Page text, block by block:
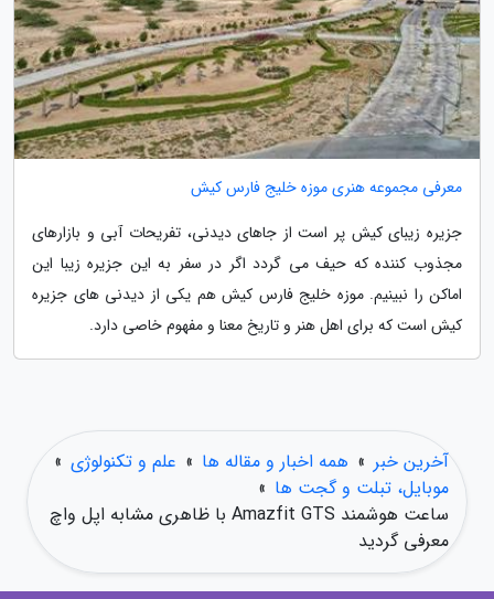
معرفی مجموعه هنری موزه خلیج فارس کیش
جزیره زیبای کیش پر است از جاهای دیدنی، تفریحات آبی و بازارهای
مجذوب کننده که حیف می گردد اگر در سفر به این جزیره زیبا این
اماکن را نبینیم. موزه خلیج فارس کیش هم یکی از دیدنی های جزیره
کیش است که برای اهل هنر و تاریخ معنا و مفهوم خاصی دارد.
آخرین خبر » همه اخبار و مقاله ها » علم و تکنولوژی »
موبایل، تبلت و گجت ها »
ساعت هوشمند Amazfit GTS با ظاهری مشابه اپل واچ
معرفی گردید